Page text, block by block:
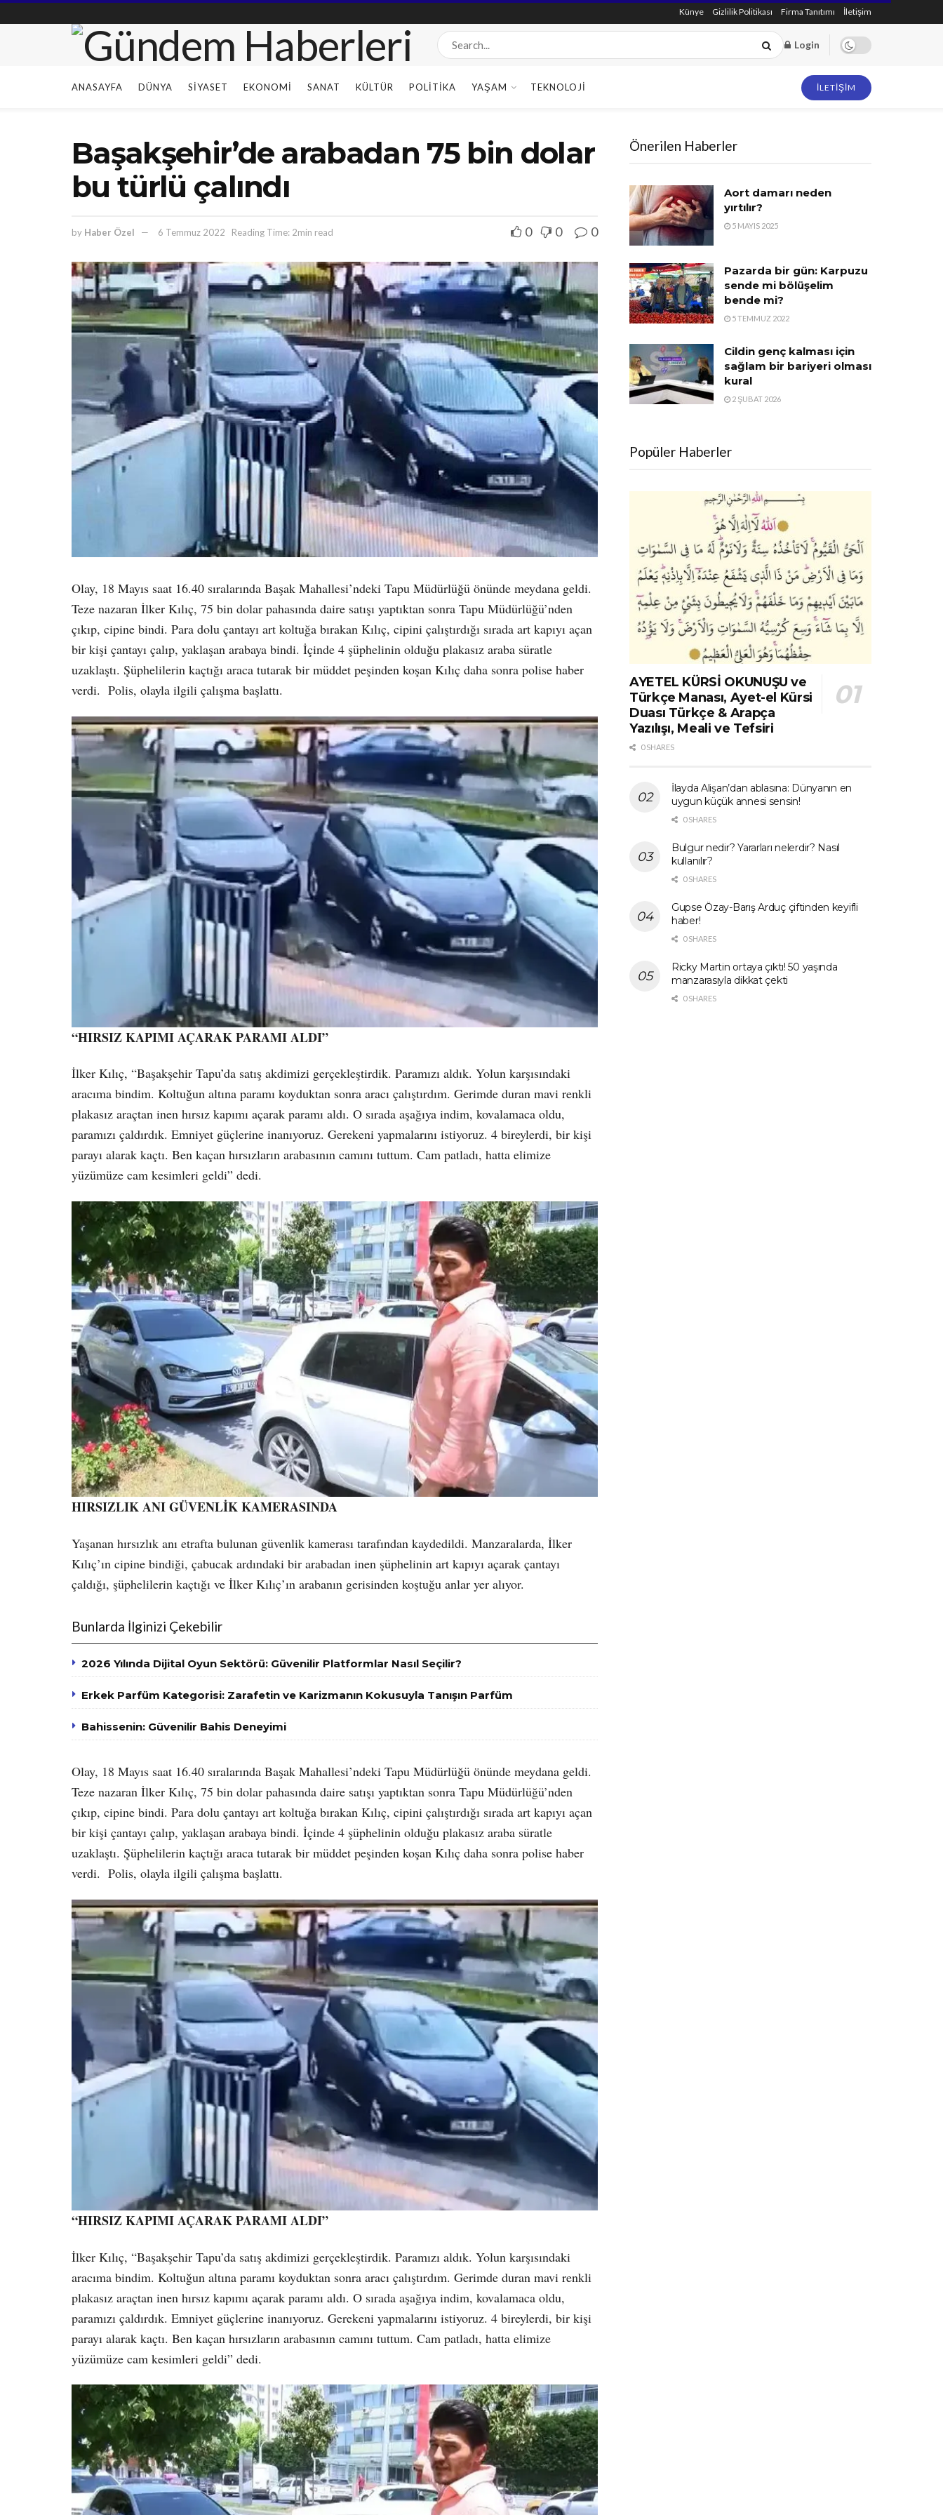
Künye Gizlilik Politikası Firma Tanıtımı İletişim
Login
ANASAYFA DÜNYA SIYASET EKONOMI SANAT KÜLTÜR POLITIKA YAŞAM TEKNOLOJI İLETIŞIM
Başakşehir’de arabadan 75 bin dolar
bu türlü çalındı
by Haber Özel 6 Temmuz 2022 Reading Time: 2min read 0 0 0
Olay, 18 Mayıs saat 16.40 sıralarında Başak Mahallesi’ndeki Tapu Müdürlüğü önünde meydana geldi.
Teze nazaran İlker Kılıç, 75 bin dolar pahasında daire satışı yaptıktan sonra Tapu Müdürlüğü’nden
çıkıp, cipine bindi. Para dolu çantayı art koltuğa bırakan Kılıç, cipini çalıştırdığı sırada art kapıyı açan
bir kişi çantayı çalıp, yaklaşan arabaya bindi. İçinde 4 şüphelinin olduğu plakasız araba süratle
uzaklaştı. Şüphelilerin kaçtığı araca tutarak bir müddet peşinden koşan Kılıç daha sonra polise haber
verdi. Polis, olayla ilgili çalışma başlattı.
“HIRSIZ KAPIMI AÇARAK PARAMI ALDI”
İlker Kılıç, “Başakşehir Tapu’da satış akdimizi gerçekleştirdik. Paramızı aldık. Yolun karşısındaki
aracıma bindim. Koltuğun altına paramı koyduktan sonra aracı çalıştırdım. Gerimde duran mavi renkli
plakasız araçtan inen hırsız kapımı açarak paramı aldı. O sırada aşağıya indim, kovalamaca oldu,
paramızı çaldırdık. Emniyet güçlerine inanıyoruz. Gerekeni yapmalarını istiyoruz. 4 bireylerdi, bir kişi
parayı alarak kaçtı. Ben kaçan hırsızların arabasının camını tuttum. Cam patladı, hatta elimize
yüzümüze cam kesimleri geldi” dedi.
HIRSIZLIK ANI GÜVENLİK KAMERASINDA
Yaşanan hırsızlık anı etrafta bulunan güvenlik kamerası tarafından kaydedildi. Manzaralarda, İlker
Kılıç’ın cipine bindiği, çabucak ardındaki bir arabadan inen şüphelinin art kapıyı açarak çantayı
çaldığı, şüphelilerin kaçtığı ve İlker Kılıç’ın arabanın gerisinden koştuğu anlar yer alıyor.
Bunlarda İlginizi Çekebilir
2026 Yılında Dijital Oyun Sektörü: Güvenilir Platformlar Nasıl Seçilir?
Erkek Parfüm Kategorisi: Zarafetin ve Karizmanın Kokusuyla Tanışın Parfüm
Bahissenin: Güvenilir Bahis Deneyimi
Olay, 18 Mayıs saat 16.40 sıralarında Başak Mahallesi’ndeki Tapu Müdürlüğü önünde meydana geldi.
Teze nazaran İlker Kılıç, 75 bin dolar pahasında daire satışı yaptıktan sonra Tapu Müdürlüğü’nden
çıkıp, cipine bindi. Para dolu çantayı art koltuğa bırakan Kılıç, cipini çalıştırdığı sırada art kapıyı açan
bir kişi çantayı çalıp, yaklaşan arabaya bindi. İçinde 4 şüphelinin olduğu plakasız araba süratle
uzaklaştı. Şüphelilerin kaçtığı araca tutarak bir müddet peşinden koşan Kılıç daha sonra polise haber
verdi. Polis, olayla ilgili çalışma başlattı.
“HIRSIZ KAPIMI AÇARAK PARAMI ALDI”
İlker Kılıç, “Başakşehir Tapu’da satış akdimizi gerçekleştirdik. Paramızı aldık. Yolun karşısındaki
aracıma bindim. Koltuğun altına paramı koyduktan sonra aracı çalıştırdım. Gerimde duran mavi renkli
plakasız araçtan inen hırsız kapımı açarak paramı aldı. O sırada aşağıya indim, kovalamaca oldu,
paramızı çaldırdık. Emniyet güçlerine inanıyoruz. Gerekeni yapmalarını istiyoruz. 4 bireylerdi, bir kişi
parayı alarak kaçtı. Ben kaçan hırsızların arabasının camını tuttum. Cam patladı, hatta elimize
yüzümüze cam kesimleri geldi” dedi.
Önerilen Haberler
Aort damarı neden
yırtılır?
5 MAYIS 2025
Pazarda bir gün: Karpuzu
sende mi bölüşelim
bende mi?
5 TEMMUZ 2022
Cildin genç kalması için
sağlam bir bariyeri olması
kural
2 ŞUBAT 2026
Popüler Haberler
AYETEL KÜRSİ OKUNUŞU ve
Türkçe Manası, Ayet-el Kürsi
Duası Türkçe & Arapça
Yazılışı, Meali ve Tefsiri
0 SHARES
İlayda Alişan’dan ablasına: Dünyanın en
uygun küçük annesi sensin!
0 SHARES
Bulgur nedir? Yararları nelerdir? Nasıl
kullanılır?
0 SHARES
Gupse Özay-Barış Arduç çiftinden keyifli
haber!
0 SHARES
Ricky Martin ortaya çıktı! 50 yaşında
manzarasıyla dikkat çekti
0 SHARES